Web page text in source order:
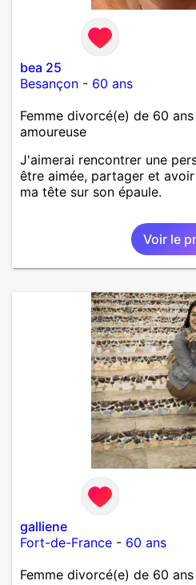
bea 25
Besançon - 60 ans
Femme divorcé(e) de 60
amoureuse
J'aimerai rencontrer une
être aimée, partager et
ma tête sur son épaule.
Voir le
galliene
Fort-de-France - 60 ans
Femme divorcé(e) de 60